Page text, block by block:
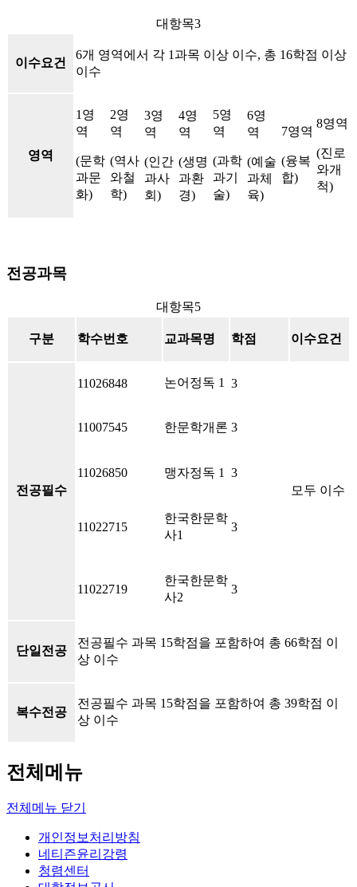
대항목3
이수요건
6개 영역에서 각 1과목 이상 이수, 총 16학점 이상
이수
영역
1영
역
(문학
과문
화)
2영
역
(역사
와철
학)
3영
역
(인간
과사
회)
4영
역
(생명
과환
경)
5영
역
(과학
과기
술)
6영
역
(예술
과체
육)
7영역
(융복
합)
8영역
(진로
와개
척)
전공과목
대항목5
구분 학수번호 교과목명 학점 이수요건
전공필수
11026848 논어정독 1 3
모두 이수
11007545 한문학개론 3
11026850 맹자정독 1 3
11022715
한국한문학
사1
3
11022719
한국한문학
사2
3
단일전공
전공필수 과목 15학점을 포함하여 총 66학점 이
상 이수
복수전공
전공필수 과목 15학점을 포함하여 총 39학점 이
상 이수
전체메뉴
전체메뉴 닫기
개인정보처리방침
네티즌윤리강령
청렴센터